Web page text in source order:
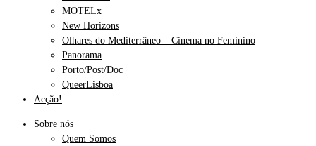
MOTELx
New Horizons
Olhares do Mediterrâneo – Cinema no Feminino
Panorama
Porto/Post/Doc
QueerLisboa
Acção!
Sobre nós
Quem Somos